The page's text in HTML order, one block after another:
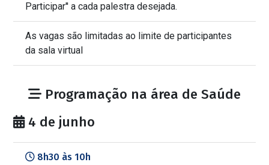
Participar'' a cada palestra desejada.
As vagas são limitadas ao limite de participantes
da sala virtual
Programação na área de Saúde
4 de junho
8h30 às 10h